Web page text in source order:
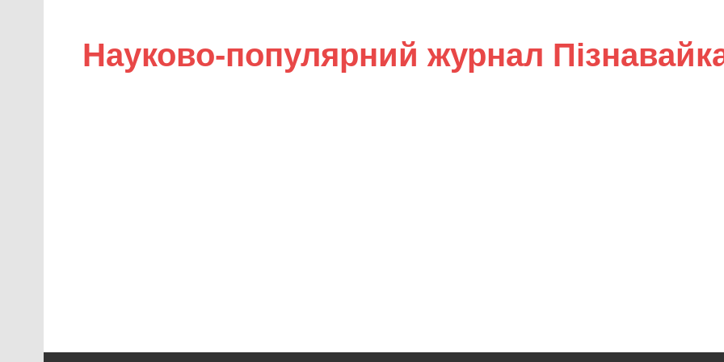
Науково-популярний журнал